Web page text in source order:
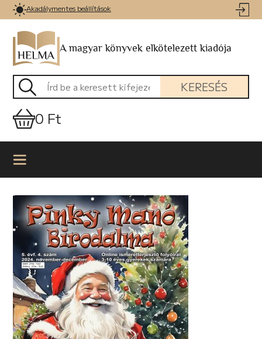
Akadálymentes beállítások
A magyar könyvek elkötelezett kiadója
KERESÉS
0 Ft